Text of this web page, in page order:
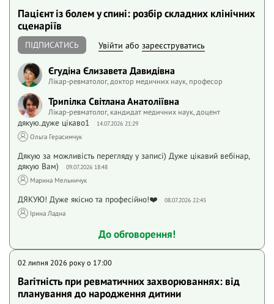
Пацієнт із болем у спині: розбір складних клінічних
сценаріїв
ПІДПИСАТИСЬ Увійти або зареєструватись
Єгудіна Єлизавета Давидівна
Лікар-ревматолог, доктор медичних наук, професор
Трипілка Світлана Анатоліївна
Лікар-ревматолог, кандидат медичних наук, доцент
дякую.дуже цікаво1 14.07.2026 21:29
Ольга Герасимчук
Дякую за можливість перегляду у записі) Дуже цікавий вебінар,
дякую Вам)
09.07.2026 18:48
Марина Мельничук
ДЯКУЮ! Дуже якісно та професійно!❤️ 08.07.2026 22:45
Iрина Ладна
До обговорення!
02 липня 2026 року o 17:00
Вагітність при ревматичних захворюваннях: від
планування до народження дитини